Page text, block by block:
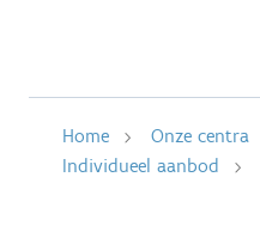
Home Onze centra
Individueel aanbod